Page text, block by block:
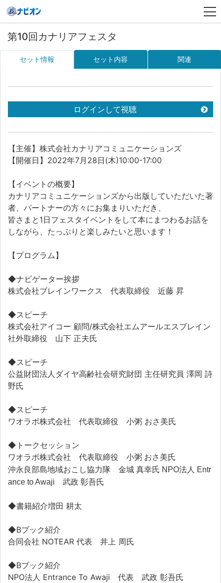
第10回カナリアフェスタ
セット情報 セット内容 関連
ログインして視聴
【主催】株式会社カナリアコミュニケーションズ
【開催日】2022年7月28日(木)10:00-17:00
【イベントの概要】
カナリアコミュニケーションズから出版していただいた著
者、パートナーの方々にお集まりいただき、
皆さまと1日フェスタイベントをして本にまつわるお話を
しながら、たっぷりと楽しみたいと思います！
【プログラム】
◆ナビゲーター挨拶
株式会社ブレインワークス 代表取締役 近藤 昇
◆スピーチ
株式会社アイコー 顧問/株式会社エムアールエスブレイン
社外取締役 山下 正夫氏
◆スピーチ
公益財団法人ダイヤ高齢社会研究財団 主任研究員 澤岡 詩
野氏
◆スピーチ
ワオラボ株式会社 代表取締役 小粥 おさ美氏
◆トークセッション
ワオラボ株式会社 代表取締役 小粥 おさ美氏
沖永良部島地域おこし協力隊　金城 真幸氏 NPO法人 Entr
ance to Awaji　武政 彰吾氏
◆書籍紹介増田 耕太
◆Bブック紹介
合同会社 NOTEAR 代表 井上 周氏
◆Bブック紹介
NPO法人 Entrance To Awaji 代表 武政 彰吾氏